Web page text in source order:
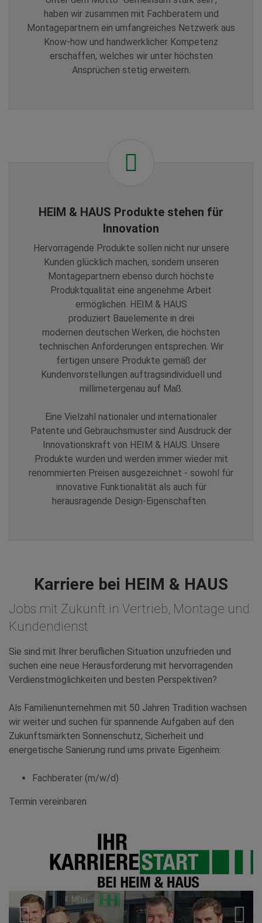
haben wir zusammen mit Fachberatern und
Montagepartnern ein umfangreiches Netzwerk aus
Know-how und handwerklicher Kompetenz
erschaffen, welches wir unter höchsten
Ansprüchen stetig erweitern.
HEIM & HAUS Produkte stehen für
Innovation
Hervorragende Produkte sollen nicht nur unsere
Kunden glücklich machen, sondern unseren
Montagepartnern ebenso durch höchste
Produktqualität eine angenehme Arbeit
ermöglichen. HEIM & HAUS
produziert Bauelemente in drei
modernen deutschen Werken, die höchsten
technischen Anforderungen entsprechen. Wir
fertigen unsere Produkte gemäß der
Kundenvorstellungen auftragsindividuell und
millimetergenau auf Maß.
Eine Vielzahl nationaler und internationaler
Patente und Gebrauchsmuster sind Ausdruck der
Innovationskraft von HEIM & HAUS. Unsere
Produkte wurden und werden immer wieder mit
renommierten Preisen ausgezeichnet - sowohl für
innovative Funktionalität als auch für
herausragende Design-Eigenschaften.
Karriere bei HEIM & HAUS
Jobs mit Zukunft in Vertrieb, Montage und
Kundendienst
Sie sind mit Ihrer beruflichen Situation unzufrieden und
suchen eine neue Herausforderung mit hervorragenden
Verdienstmöglichkeiten und besten Perspektiven?
Als Familienunternehmen mit 50 Jahren Tradition wachsen
wir weiter und suchen für spannende Aufgaben auf den
Zukunftsmärkten Sonnenschutz, Sicherheit und
energetische Sanierung rund ums private Eigenheim:
Fachberater (m/w/d)
Termin vereinbaren